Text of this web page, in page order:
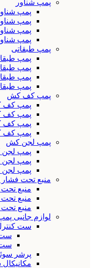
پمپ شناور
پمپ شناور
پمپ
پمپ
پمپ
پمپ طبقاتی
پمپ
پمپ
پمپ
پمپ
پمپ کف کش
پمپ کف
پمپ کف
پمپ کف
پمپ کف
پمپ لجن کش
پمپ لجن
پمپ لجن
پمپ
منبع تحت فشار
منبع
منبع تحت
منبع تحت
لوازم جانبی
ست
ست
ست
پرشر